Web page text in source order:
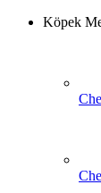
Köpek